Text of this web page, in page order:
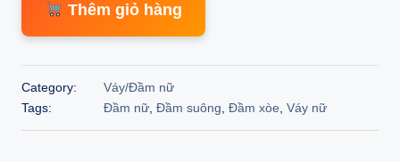
was:
is:
Thêm giỏ hàng
Category:
Váy/Đầm nữ
Tags:
Đầm nữ, Đầm suông, Đầm xòe, Váy nữ